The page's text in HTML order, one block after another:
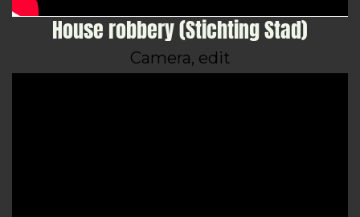
House robbery (Stichting Stad)
Camera, edit